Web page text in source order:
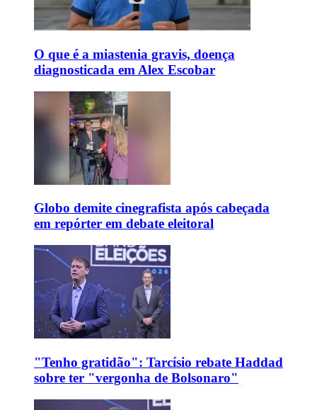
O que é a miastenia gravis, doença
diagnosticada em Alex Escobar
Globo demite cinegrafista após cabeçada
em repórter em debate eleitoral
"Tenho gratidão": Tarcísio rebate Haddad
sobre ter "vergonha de Bolsonaro"